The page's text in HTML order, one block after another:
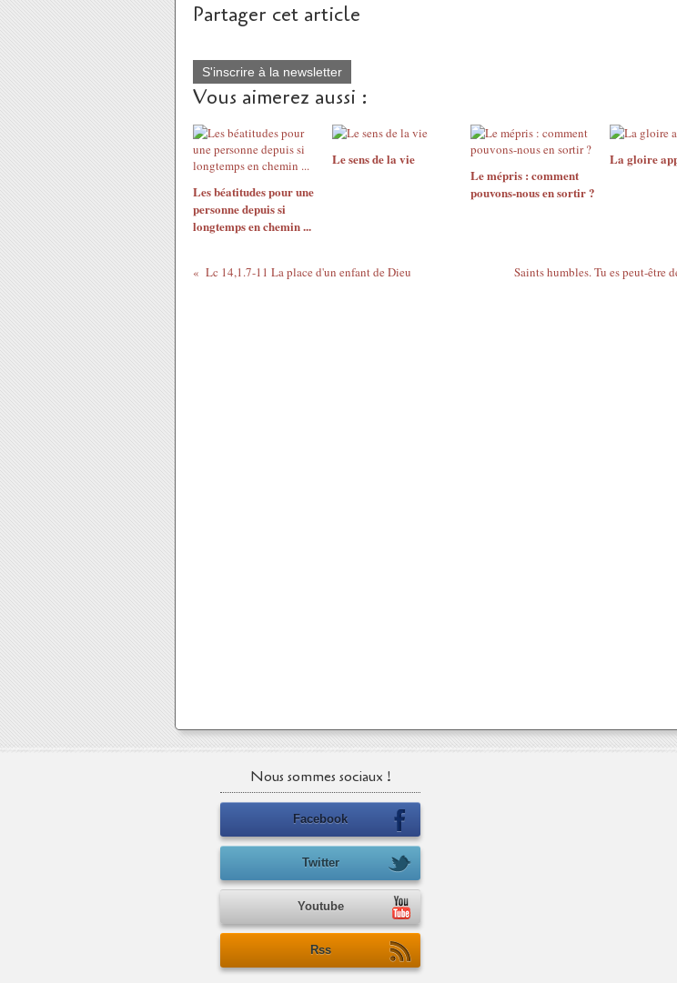
Partager cet article
S'inscrire à la newsletter
Vous aimerez aussi :
Les béatitudes pour une
personne depuis si
longtemps en chemin ...
Le sens de la vie
Le mépris : comment
pouvons-nous en sortir ?
La gloire
Lc 14,1.7-11 La place d'un enfant de Dieu Saints humbles. Tu es peut-être
Nous sommes sociaux !
Facebook
Twitter
Youtube
Rss